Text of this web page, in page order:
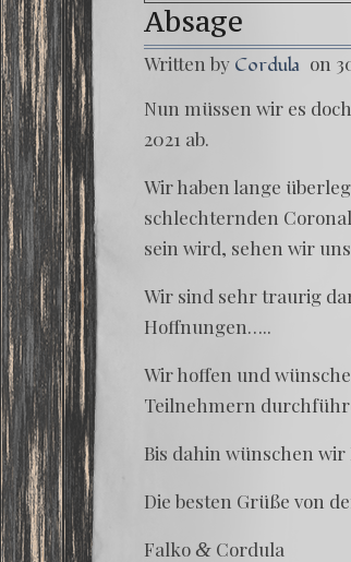
Absage
Written by Cordula on
Nun müs­sen wir es
2021 ab.
Wir haben lan­ge
schlech­tern­den
sein wird, sehen wir
Wir sind sehr trau­rig
Hoffnungen…..
Wir hof­fen und
Teil­neh­mern
Bis dahin wün­schen
Die bes­ten Grü­ße von
Fal­ko & Cordula